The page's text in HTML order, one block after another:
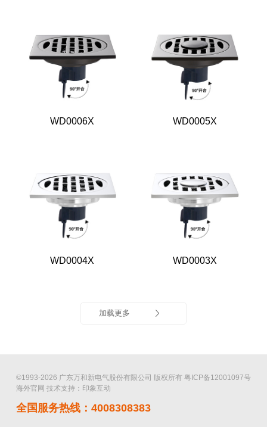
WD0006X WD0005X
WD0004X WD0003X
加载更多
©1993-2026 广东万和新电气股份有限公司 版权所有 粤ICP备12001097号
海外官网 技术支持：印象互动
全国服务热线：4008308383